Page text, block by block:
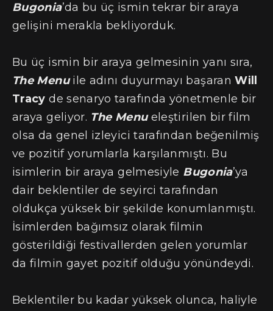
Bugonia’da bu üç ismin tekrar bir araya
gelişini merakla bekliyorduk.
Bu üç ismin bir araya gelmesinin yanı sıra,
The Menuile adını duyurmayı başaranWill
Tracy de senaryo tarafında yönetmenle bir
araya geliyor. The Menueleştirilen bir film
olsa da genel izleyici tarafından beğenilmiş
ve pozitif yorumlarla karşılanmıştı. Bu
isimlerin bir araya gelmesiyle Bugonia’ya
dair beklentiler de seyirci tarafından
oldukça yüksek bir şekilde konumlanmıştı.
İsimlerden bağımsız olarak filmin
gösterildiği festivallerden gelen yorumlar
da filmin gayet pozitif olduğu yönündeydi.
Beklentiler bu kadar yüksek olunca, haliyle